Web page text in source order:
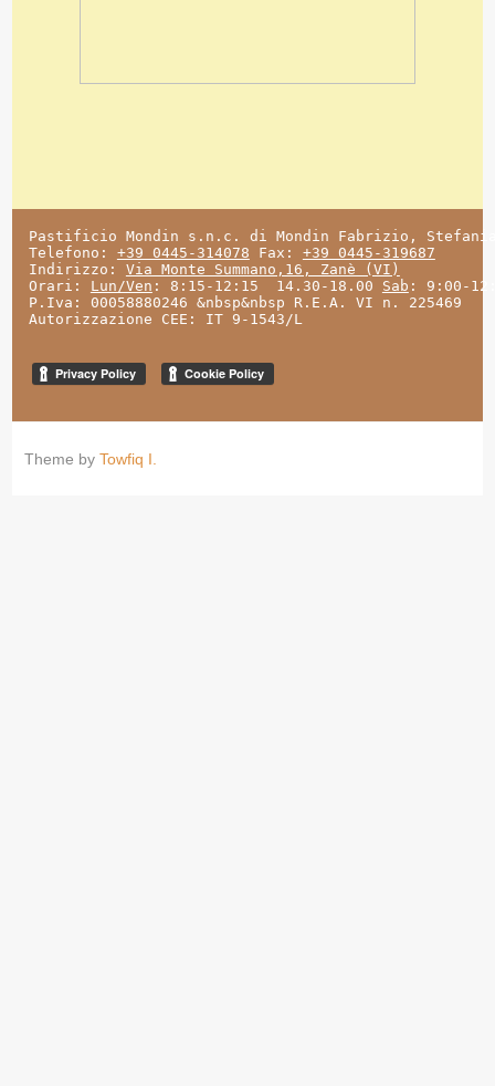
Pastificio Mondin s.n.c. di Mondin Fabrizio,
Telefono: +39 0445-314078 Fax: +39 0445-319687
Indirizzo: Via Monte Summano,16, Zanè (VI)
Orari: Lun/Ven : 8:15-12:15  14.30-18.00 Sab : 9:00-
P.Iva: 00058880246 &nbsp&nbsp R.E.A. VI n. 225469
Autorizzazione CEE: IT 9-1543/L
Theme by Towfiq I.